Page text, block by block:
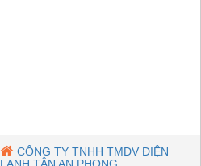
CÔNG TY TNHH TMDV ĐIỆN
LẠNH TÂN AN PHONG